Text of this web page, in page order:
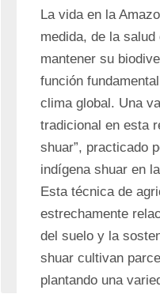
La vida en la
medida, de la
mantener su
función
clima global. Una
tradicional en esta
shuar”, practicado
indígena shuar en
Esta técnica de
estrechamente
del suelo y la
shuar cultivan
plantando una